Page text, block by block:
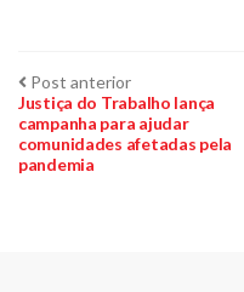
Navegação
de
Post
Post anteriorPost
anterior:
Justiça do Trabalho lança
campanha para ajudar
comunidades afetadas pela
pandemia